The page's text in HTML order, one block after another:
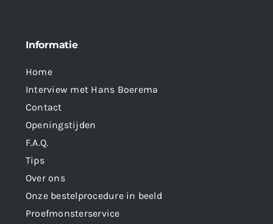
Informatie
Home
Interview met Hans Boerema
Contact
Openingstijden
F.A.Q.
Tips
Over ons
Onze bestelprocedure in beeld
Proefmonsterservice